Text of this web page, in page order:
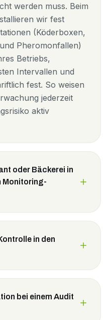
werden muss. Beim
wir fest
(Köderboxen,
Pheromonfallen)
Betriebs,
Intervallen und
fest. So weisen
jederzeit
aktiv
oder Bäckerei in
Monitoring-
in den
bei einem Audit